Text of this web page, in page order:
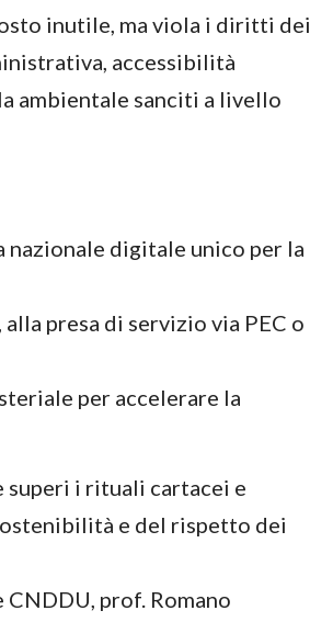
inutile, ma viola i diritti dei
accessibilità
ambientale sanciti a livello
digitale unico per la
presa di servizio via PEC o
per accelerare la
superi i rituali cartacei e
e del rispetto dei
prof. Romano